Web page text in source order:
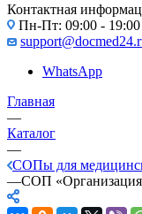
Контактная
Пн-Пт: 09:00 - 19:00
WhatsApp
Главная
—
Каталог
—
СОПы для
—СОП «Организация